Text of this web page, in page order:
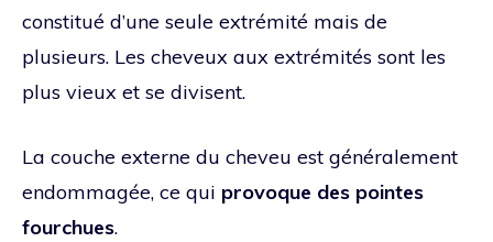
constitué d’une seule extrémité mais de
plusieurs. Les cheveux aux extrémités sont les
plus vieux et se divisent.
La couche externe du cheveu est généralement
endommagée, ce qui provoque des pointes
fourchues.